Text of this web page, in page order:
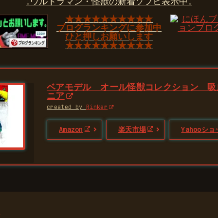
★★★★★★★★★★
ブログランキングに参加中
ひと押しお願いします
★★★★★★★★★★
ベアモデル オール怪獣コレクション 吸
ニア
created by Rinker
Amazon 楽天市場 Yahooショ